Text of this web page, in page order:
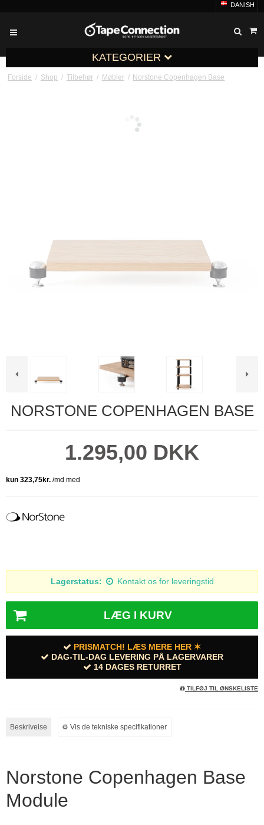
DANISH
KATEGORIER
Forside / Shop / Tilbehør / Møbler / Norstone Copenhagen Base
NORSTONE COPENHAGEN BASE
1.295,00 DKK
Lagerstatus: Kontakt os for leveringstid
LÆG I KURV
PRISMATCH! LÆS MERE HER ✶
DAG-TIL-DAG LEVERING PÅ LAGERVARER
14 DAGES RETURRET
TILFØJ TIL ØNSKELISTE
Beskrivelse ⚙︎ Vis de tekniske specifikationer
Norstone Copenhagen Base
Module